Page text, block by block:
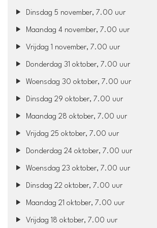
Dinsdag 5 november, 7.00 uur
Maandag 4 november, 7.00 uur
Vrijdag 1 november, 7.00 uur
Donderdag 31 oktober, 7.00 uur
Woensdag 30 oktober, 7.00 uur
Dinsdag 29 oktober, 7.00 uur
Maandag 28 oktober, 7.00 uur
Vrijdag 25 oktober, 7.00 uur
Donderdag 24 oktober, 7.00 uur
Woensdag 23 oktober, 7.00 uur
Dinsdag 22 oktober, 7.00 uur
Maandag 21 oktober, 7.00 uur
Vrijdag 18 oktober, 7.00 uur